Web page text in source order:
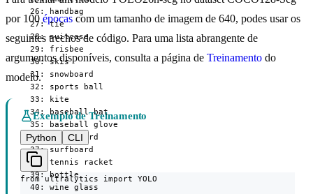
  26: handbag
  27: tie
  28: suitcase
  29: frisbee
  30: skis
  31: snowboard
  32: sports ball
  33: kite
  34: baseball bat
  35: baseball glove
  36: skateboard
  37: surfboard
  38: tennis racket
  39: bottle
  40: wine glass
por 100 épocas com um tamanho de imagem de 640, podes usar os
seguintes trechos de código. Para uma lista abrangente de
argumentos disponíveis, consulta a página de Treinamento do
modelo.
Exemplo de Treinamento
Python
CLI
from ultralytics import YOLO